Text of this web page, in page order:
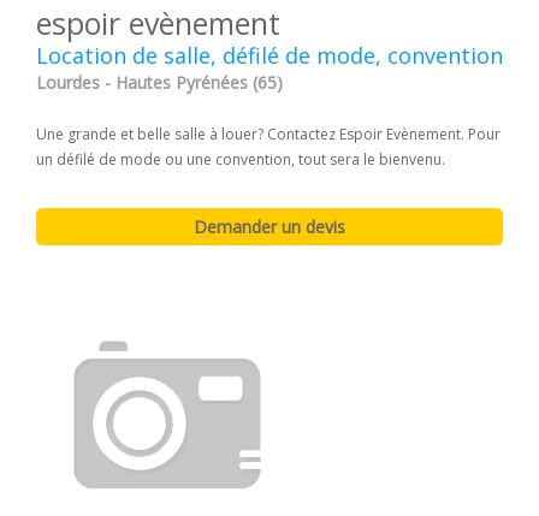
espoir evènement
Location de salle, défilé de mode, convention
Lourdes - Hautes Pyrénées (65)
Une grande et belle salle à louer? Contactez Espoir Evènement. Pour
un défilé de mode ou une convention, tout sera le bienvenu.